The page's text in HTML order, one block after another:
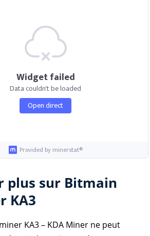
Widget failed
Data couldn't be loaded
Open direct
Provided by minerstat®
plus sur Bitmain
KA3
KA3 – KDA Miner ne peut